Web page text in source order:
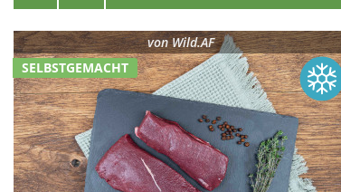
SELBSTGEMACHT
vonWild.AF